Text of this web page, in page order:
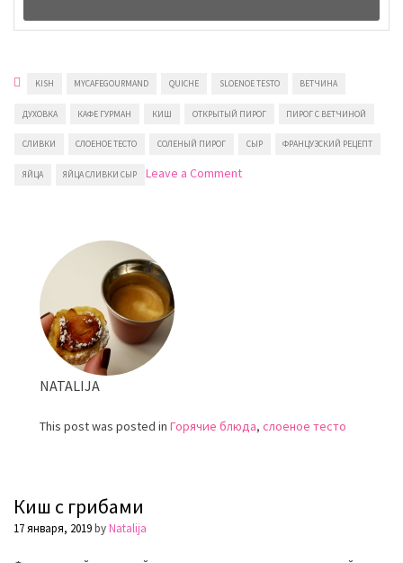
KISH MYCAFEGOURMAND QUICHE SLOENOE TESTO ВЕТЧИНА
ДУХОВКА КАФЕ ГУРМАН КИШ ОТКРЫТЫЙ ПИРОГ ПИРОГ С ВЕТЧИНОЙ
СЛИВКИ СЛОЕНОЕ ТЕСТО СОЛЕНЫЙ ПИРОГ СЫР ФРАНЦУЗСКИЙ РЕЦЕПТ
ЯЙЦА ЯЙЦА СЛИВКИ СЫР Leave a Commenton
NATALIJA
This post was posted in Горячие блюда, слоеное тесто
Киш с грибами
17 января, 2019byNatalija